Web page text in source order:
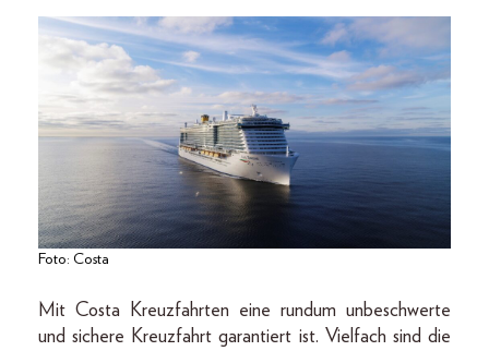
Foto: Costa
Mit Costa Kreuzfahrten eine rundum unbeschwerte
und sichere Kreuzfahrt garantiert ist. Vielfach sind die